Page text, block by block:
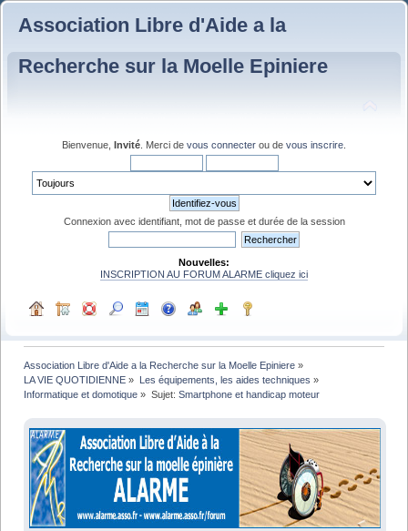
Association Libre d'Aide a la
Recherche sur la Moelle Epiniere
Bienvenue, Invité . Merci de vous connecter ou de vous inscrire
Connexion avec identifiant, mot de passe et durée de la session
Nouvelles:
INSCRIPTION AU FORUM ALARME cliquez ici
Association Libre d'Aide a la Recherche sur la Moelle Epiniere »
LA VIE QUOTIDIENNE » Les équipements, les aides techniques »
Informatique et domotique » Sujet: Smartphone et handicap moteur